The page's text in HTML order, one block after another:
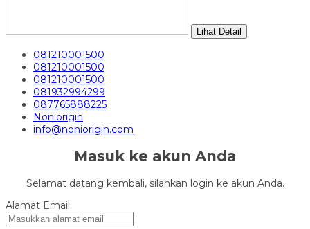
Lihat Detail
081210001500
081210001500
081210001500
081932994299
087765888225
Noniorigin
info@noniorigin.com
Masuk ke akun Anda
Selamat datang kembali, silahkan login ke akun Anda.
Alamat Email